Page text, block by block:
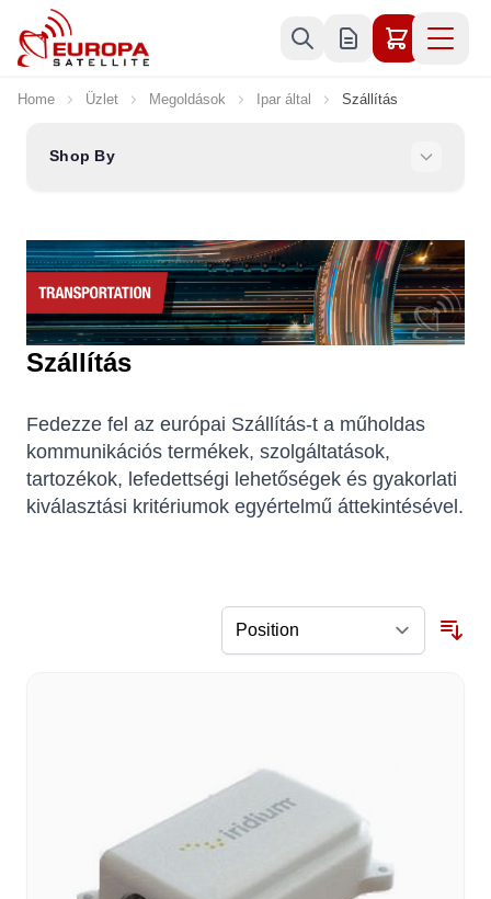
Skip to Content
Home Üzlet Megoldások Ipar által Szállítás
Shop By
Szállítás
Fedezze fel az európai Szállítás-t a műholdas
kommunikációs termékek, szolgáltatások,
tartozékok, lefedettségi lehetőségek és gyakorlati
kiválasztási kritériumok egyértelmű áttekintésével.